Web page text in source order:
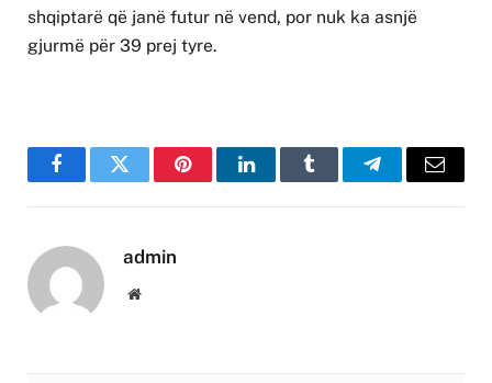
shqiptarë që janë futur në vend, por nuk ka asnjë
gjurmë për 39 prej tyre.
FacebookTwitter PinterestLinkedInTumblr TelegramEmail
admin
Website